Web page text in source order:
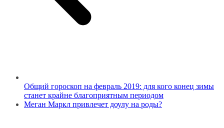
Общий гороскоп на февраль 2019: для кого конец зимы
станет крайне благоприятным периодом
Меган Маркл привлечет доулу на роды?